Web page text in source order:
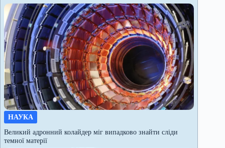
НАУКА
Великий адронний колайдер міг випадково знайти сліди
темної матерії